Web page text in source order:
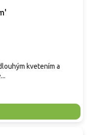
kvetením a